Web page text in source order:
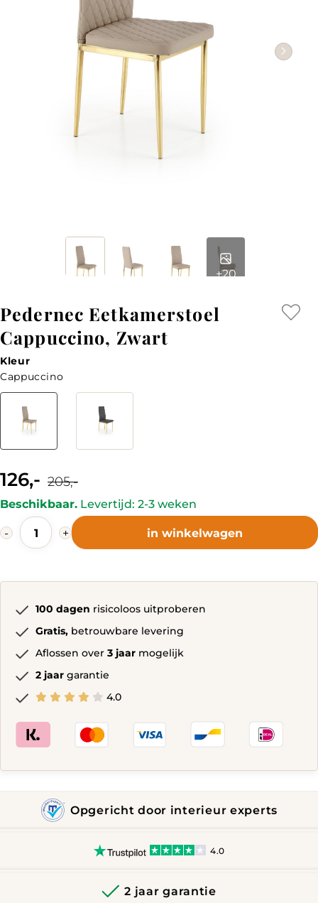
+20
Pedernec Eetkamerstoel
Cappuccino, Zwart
Kleur
Cappuccino
Kleur
126,- Current
price
is:
205,-price
was:
205,-.
Beschikbaar. Levertijd: 2-3 weken
-
Pedernec
Eetkamerstoel
Cappuccino,
+ in winkelwagen
100 dagen risicoloos uitproberen
Gratis, betrouwbare levering
Aflossen over 3 jaar mogelijk
2 jaar garantie
4.0
Opgericht door interieur experts
4.0
2 jaar garantie